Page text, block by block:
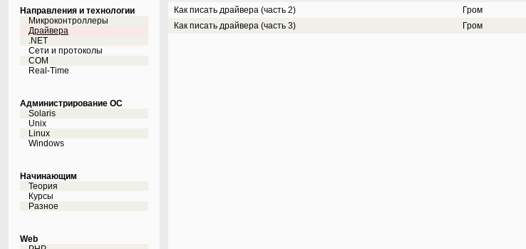
Направления и технологии
Микроконтроллеры
Драйвера
.NET
Сети и протоколы
COM
Real-Time
Администрирование ОС
Solaris
Unix
Linux
Windows
Начинающим
Теория
Курсы
Разное
Web
Как писать драйвера (часть 2) Гром
Как писать драйвера (часть 3)
Гром